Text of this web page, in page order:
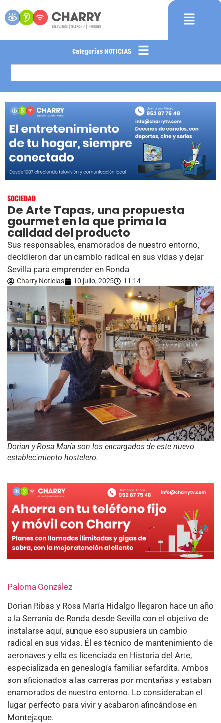
Categorías NOTICIAS
SOCIEDAD
De Arte Tapas, una propuesta
gourmet en la que prima la
calidad del producto
Sus responsables, enamorados de nuestro entorno,
decidieron dar un cambio radical en sus vidas y dejar
Sevilla para emprender en Ronda
Charry Noticias 10 julio, 2025 11:14
Dorian y Rosa María son los encargados de este nuevo
establecimiento hostelero.
Paloma González
Dorian Ribas y Rosa María Hidalgo llegaron hace un año
a la Serranía de Ronda desde Sevilla con el objetivo de
instalarse aquí, aunque eso supusiera un cambio
radical en sus vidas. Él es técnico de mantenimiento de
aeronaves y ella es licenciada en Historia del Arte,
especializada en genealogía familiar sefardita. Ambos
son aficionados a las carreras por montañas y estaban
enamorados de nuestro entorno. Lo consideraban el
lugar perfecto para vivir y acabaron afincándose en
Montejaque.